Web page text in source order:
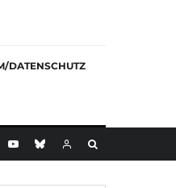
DATENSCHUTZ